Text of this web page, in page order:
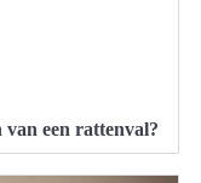
een rattenval?